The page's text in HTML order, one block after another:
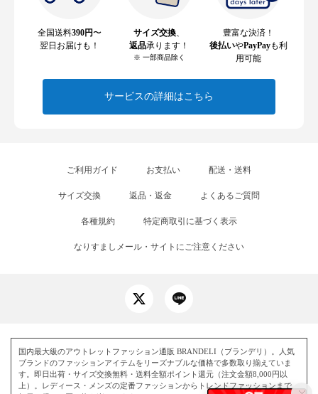
全国送料390円〜
翌日お届けも！
サイズ交換
返品承ります！
※ 一部商品除く
豊富な決済！
後払いやPayPayも利
用可能
サービスの詳細はこちら
ご利用ガイド お支払い 配送・送料
サイズ交換 返品・返金 よくあるご質問
各種規約 特定商取引に基づく表示
なりすましメール・サイトにご注意ください
国内最大級のアウトレットファッション通販 BRANDELI（ブランデリ）。人気
ブランドのファッションアイテムをリーズナブルな価格で多数取り揃えていま
す。即日出荷・サイズ交換無料・送料全額ポイント還元（注文金額8,000円以
上）。レディース・メンズの定番ファッションからトレンドファッションまで、